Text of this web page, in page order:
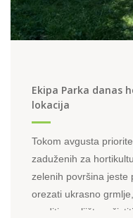
Ekipa Parka danas
lokacija
Tokom avgusta
zaduženih za
zelenih površina jeste
orezati ukrasno
urediti zemljište,